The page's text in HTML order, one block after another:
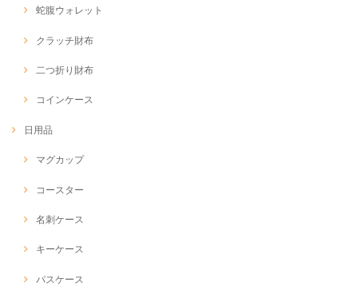
蛇腹ウォレット
クラッチ財布
二つ折り財布
コインケース
日用品
マグカップ
コースター
名刺ケース
キーケース
パスケース